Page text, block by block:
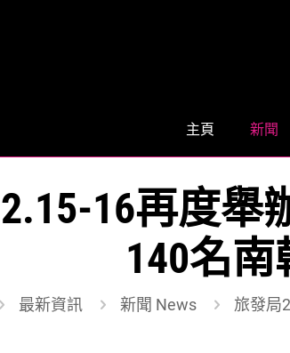
主頁 新聞
16再度舉
140名
最新資訊 新聞 News 旅發局